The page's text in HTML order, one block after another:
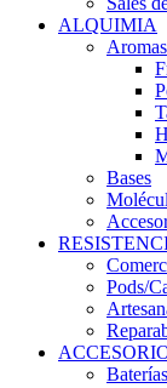
ALQUIMIA
Aromas
Bases
Pods/
Baterías